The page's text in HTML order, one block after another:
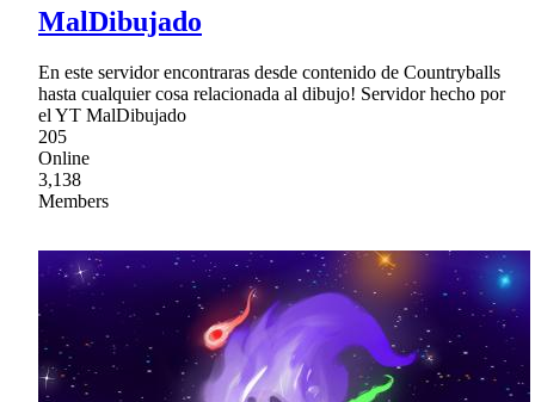
MalDibujado
En este servidor encontraras desde contenido de Countryballs
hasta cualquier cosa relacionada al dibujo! Servidor hecho por
el YT MalDibujado
205
Online
3,138
Members